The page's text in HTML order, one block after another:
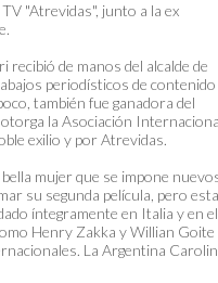
"Atrevidas", junto a la ex
recibió de manos del alcalde de
periodísticos de contenido
también fue ganadora del
la Asociación
exilio y por Atrevidas.
mujer que se impone
su segunda película, pero esta
íntegramente en Italia y en el
Henry Zakka y Willian Goite
La Argentina